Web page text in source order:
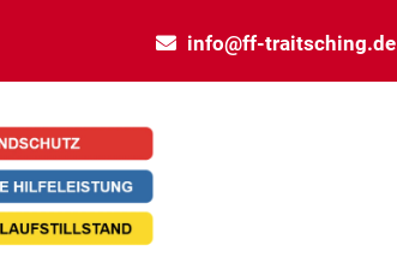
info@ff-traitsching.de